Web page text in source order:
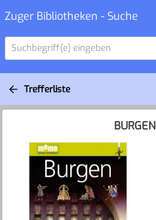
Zuger Bibliotheken - Suche
Suchbegriff(e) eingeben
Trefferliste
BURGEN